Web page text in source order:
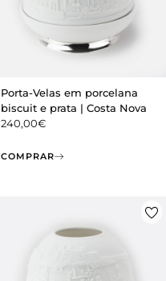
Porta-Velas em porcelana
biscuit e prata | Costa Nova
240,00€
COMPRAR